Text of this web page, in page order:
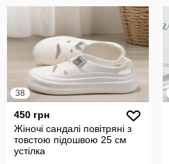
38
450 грн
Жіночі сандалі повітряні з
товстою підошвою 25 см
устілка